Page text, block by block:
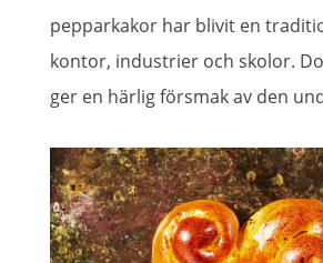
pepparkakor har blivit en
kontor, industrier och skolor.
ger en härlig försmak av den